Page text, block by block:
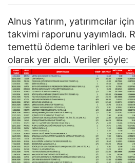
Alnus Yatırım, yatırımcılar
takvimi raporunu yayımladı.
temettü ödeme tarihleri ve
olarak yer aldı. Veriler şöyle: